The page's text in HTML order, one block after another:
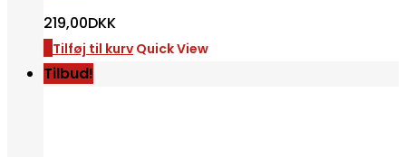
219,00DKK
Tilføj til kurv Quick View
Tilbud!